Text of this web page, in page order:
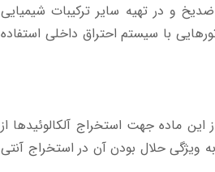
و در تهیه سایر ترکیبات شیمیایی
با سیستم احتراق داخلی استفاده
این ماده جهت استخراج آلکالوئیدها از
ویژگی حلال بودن آن در استخراج آنتی